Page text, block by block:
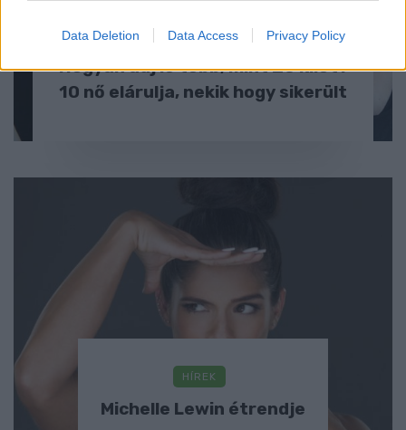
Data Deletion Data Access Privacy Policy
DIÉTA & FOGYÁS
Hogyan adj le több, mint 20 kilót?
10 nő elárulja, nekik hogy sikerült
HÍREK
Michelle Lewin étrendje